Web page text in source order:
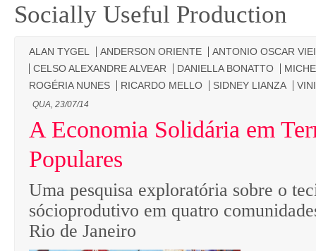
Socially Useful Production
ALAN TYGEL ANDERSON ORIENTE
ANTONIO OSCAR
CELSO ALEXANDRE ALVEAR
DANIELLA BONATTO
ROGÉRIA NUNES
RICARDO MELLO SIDNEY LIANZA
QUA, 23/07/14
A Economia Solidária em
Populares
Uma pesquisa exploratória sobre o
sócioprodutivo em quatro
Rio de Janeiro